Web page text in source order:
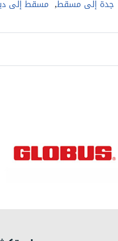
جدة إلى مسقط مسقط إلى